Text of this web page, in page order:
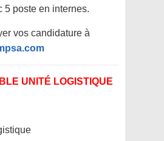
5 poste en internes.
vos candidature à
UNITÉ LOGISTIQUE